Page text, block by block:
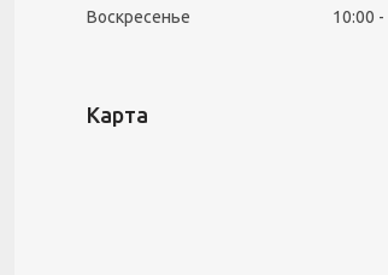
Воскресенье
10:00
Карта